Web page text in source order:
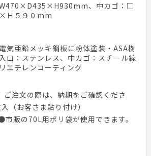
、中カゴ：□
Ｈ５９０mm
気亜鉛メッキ鋼板に粉体塗装・ASA樹
口：ステンレス、中カゴ：スチール線
エチレンコーティング
注文の際は、納期をご確認くださ
（お客さま貼り付け）
販の70L用ポリ袋が使用できます。